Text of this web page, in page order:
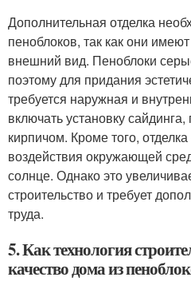
Дополнительная отделка
пеноблоков, так как они
внешний вид. Пеноблоки
поэтому для придания
требуется наружная и
включать установку
кирпичом. Кроме того,
воздействия окружающей
солнце. Однако это
строительство и требует
труда.
5. Как технология
качество дома из